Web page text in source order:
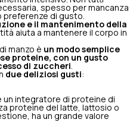
spesso per mancanza
di gusto.
e il mantenimento della
aiuta a mantenere il corpo in
manzo è un modo semplice
proteine, con un gusto
di zuccheri
due deliziosi gusti:
un integratore di proteine di
proteine del latte, lattosio o
ha un grande valore